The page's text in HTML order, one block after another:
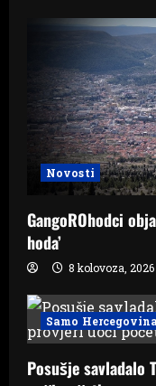
Novosti
GangoROhodci
hoda’
8 kolovoza, 2026
Samo
Posušje savladalo